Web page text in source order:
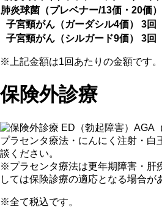
肺炎球菌（プレベナー/13価・20価）
⼦宮頸がん（ガーダシル4価） 3回
⼦宮頸がん（シルガード9価） 3回
※上記⾦額は1回あたりの⾦額です。
保険外診療
ED（勃起障害）AGA
プラセンタ療法・にんにく注射・白
談ください。
※プラセンタ療法は更年期障害・肝
しては保険診療の適応となる場合が
※全て税込です。